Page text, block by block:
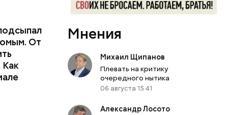
От
Мнения
Михаил Щипанов
Плевать на критику
очередного нытика
06 августа 15:41
Александр Лосото